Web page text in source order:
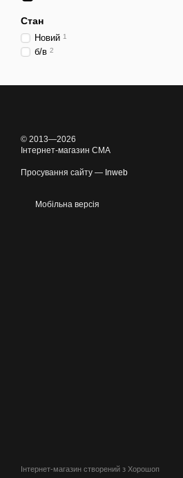
Стан
Новий 1
б/в 2
© 2013—2026
Інтернет-магазин CMA
Просування сайту — Inweb
Мобільна версія
Інтернет-магазин створений з Хорошоп